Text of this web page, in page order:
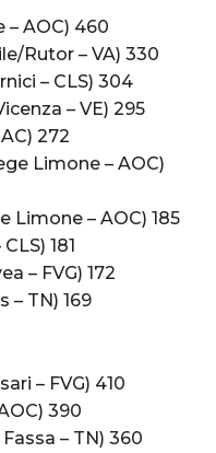
– AOC) 460
Rutor – VA) 330
– CLS) 304
– VE) 295
272
Limone – AOC)
Limone – AOC) 185
181
– FVG) 172
– TN) 169
– FVG) 410
390
– TN) 360